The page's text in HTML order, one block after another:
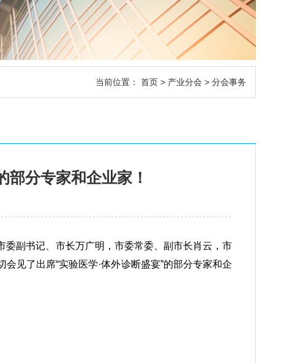
当前位置： 首页 > 产业分会 > 分会事务
分专家和企业家！
委副书记、市长万广明，市委常委、副市长肖云，市
见了出席“实验医学·体外诊断盛宴”的部分专家和企